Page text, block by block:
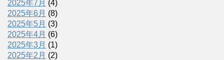
2025年7月 (4)
2025年6月 (8)
2025年5月 (3)
2025年4月 (6)
2025年3月 (1)
2025年2月 (2)